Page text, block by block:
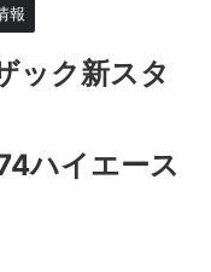
報
ック新スタ
ハイエース